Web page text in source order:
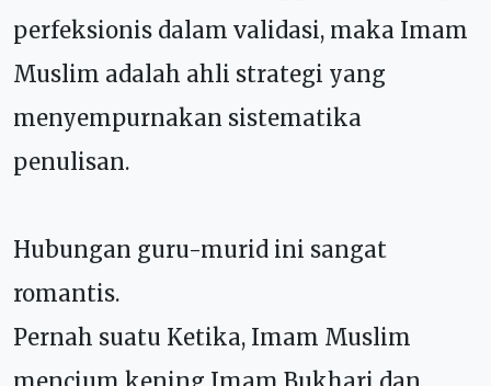
perfeksionis dalam validasi, maka Imam
Muslim adalah ahli strategi yang
menyempurnakan sistematika
penulisan.
Hubungan guru-murid ini sangat
romantis.
Pernah suatu Ketika, Imam Muslim